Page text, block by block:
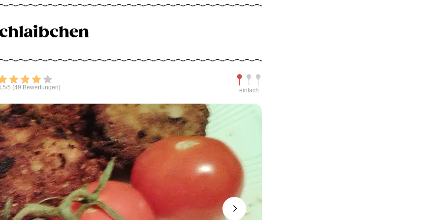
Bewerten
5 (49 Bewertungen)
Schwierigkeit
einfach
Next